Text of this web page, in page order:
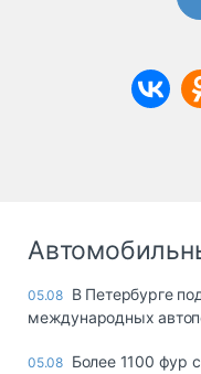
05.08 В Петербурге
международных
05.08 Более 1100 фур